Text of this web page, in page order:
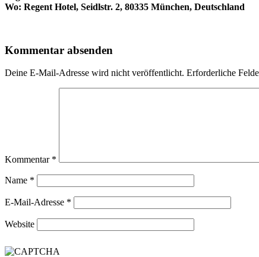
Wo: Regent Hotel, Seidlstr. 2, 80335 München, Deutschland
Kommentar absenden
Deine E-Mail-Adresse wird nicht veröffentlicht. Erforderliche
Kommentar *
Name *
E-Mail-Adresse *
Website